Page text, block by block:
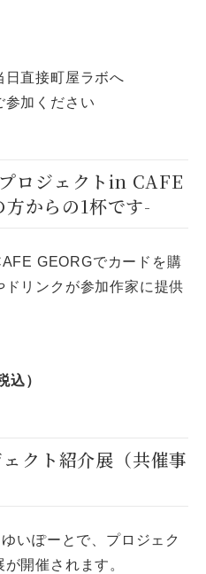
直接町屋ラボへ
加ください
ロジェクトin CAFE
からの1杯です-
GEORGでカードを購
ドリンクが参加作家に提供
）
クト紹介展（共催事
いぽーとで、プロジェク
開催されます。